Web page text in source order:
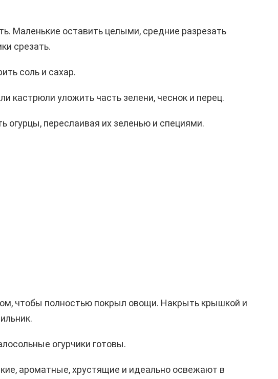
Маленькие оставить целыми, средние разрезать
срезать.
соль и сахар.
кастрюли уложить часть зелени, чеснок и перец.
огурцы, переслаивая их зеленью и специями.
чтобы полностью покрыл овощи. Накрыть крышкой и
огурчики готовы.
ароматные, хрустящие и идеально освежают в